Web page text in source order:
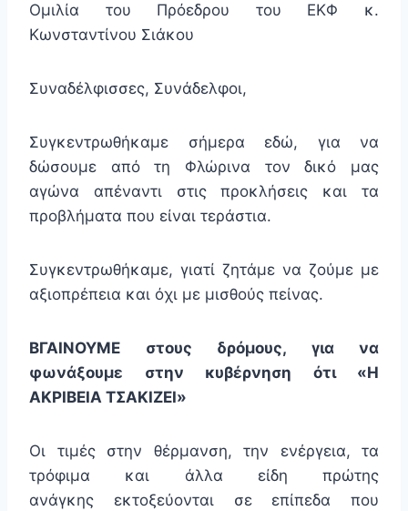
Ομιλία του Πρόεδρου του ΕΚΦ κ.
Κωνσταντίνου Σιάκου
Συναδέλφισσες, Συνάδελφοι,
Συγκεντρωθήκαμε σήμερα εδώ, για να
δώσουμε από τη Φλώρινα τον δικό μας
αγώνα απέναντι στις προκλήσεις και τα
προβλήματα που είναι τεράστια.
Συγκεντρωθήκαμε, γιατί ζητάμε να ζούμε με
αξιοπρέπεια και όχι με μισθούς πείνας.
ΒΓΑΙΝΟΥΜΕ στους δρόμους, για να
φωνάξουμε στην κυβέρνηση ότι «Η
ΑΚΡΙΒΕΙΑ ΤΣΑΚΙΖΕΙ»
Οι τιμές στην θέρμανση, την ενέργεια, τα
τρόφιμα και άλλα είδη πρώτης
ανάγκης εκτοξεύονται σε επίπεδα που